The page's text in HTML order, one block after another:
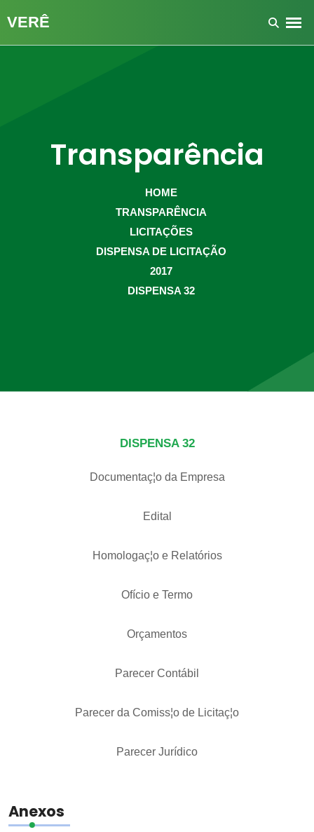
Transparência
HOME
TRANSPARÊNCIA
LICITAÇÕES
DISPENSA DE LICITAÇÃO
2017
DISPENSA 32
DISPENSA 32
Documentaç¦o da Empresa
Edital
Homologaç¦o e Relatórios
Ofício e Termo
Orçamentos
Parecer Contábil
Parecer da Comiss¦o de Licitaç¦o
Parecer Jurídico
Anexos